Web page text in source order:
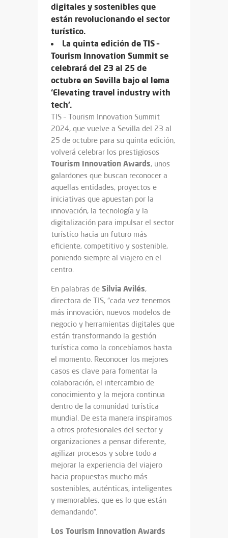
digitales y sostenibles que
están revolucionando el sector
turístico.
La quinta edición de TIS –
Tourism Innovation Summit se
celebrará del 23 al 25 de
octubre en Sevilla bajo el lema
‘Elevating travel industry with
tech’.
TIS – Tourism Innovation Summit
2024, que vuelve a Sevilla del 23 al
25 de octubre para su quinta edición,
volverá celebrar los prestigiosos
Tourism Innovation Awards, unos
galardones que buscan reconocer a
aquellas entidades, proyectos e
iniciativas que apuestan por la
innovación, la tecnología y la
digitalización para impulsar el sector
turístico hacia un futuro más
eficiente, competitivo y sostenible,
poniendo siempre al viajero en el
centro.
En palabras de Silvia Avilés,
directora de TIS, “cada vez tenemos
más innovación, nuevos modelos de
negocio y herramientas digitales que
están transformando la gestión
turística como la concebíamos hasta
el momento. Reconocer los mejores
casos es clave para fomentar la
colaboración, el intercambio de
conocimiento y la mejora continua
dentro de la comunidad turística
mundial. De esta manera inspiramos
a otros profesionales del sector y
organizaciones a pensar diferente,
agilizar procesos y sobre todo a
mejorar la experiencia del viajero
hacia propuestas mucho más
sostenibles, auténticas, inteligentes
y memorables, que es lo que están
demandando”.
Los Tourism Innovation Awards